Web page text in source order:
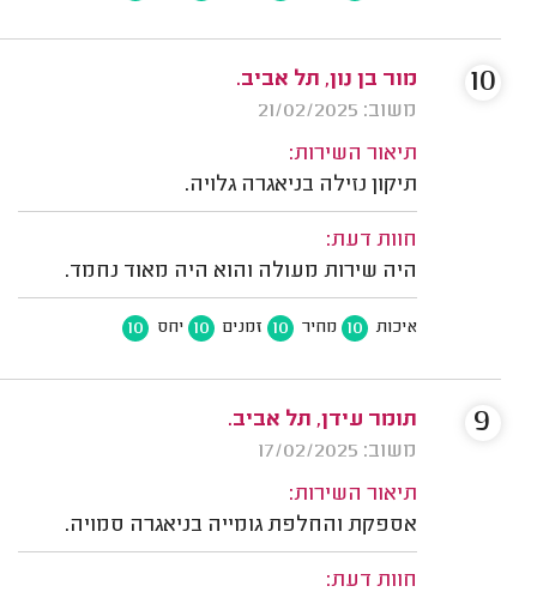
מור בן נון, תל אביב.
משוב: 21/02/2025
תיאור השירות:
תיקון נזילה בניאגרה גלויה.
חוות דעת:
היה שירות מעולה והוא היה מאוד נחמד.
איכות 10 מחיר 10 זמנים 10 יחס 10
10
תומר עידן, תל אביב.
משוב: 17/02/2025
תיאור השירות:
אספקת והחלפת גומייה בניאגרה סמויה.
חוות דעת:
9